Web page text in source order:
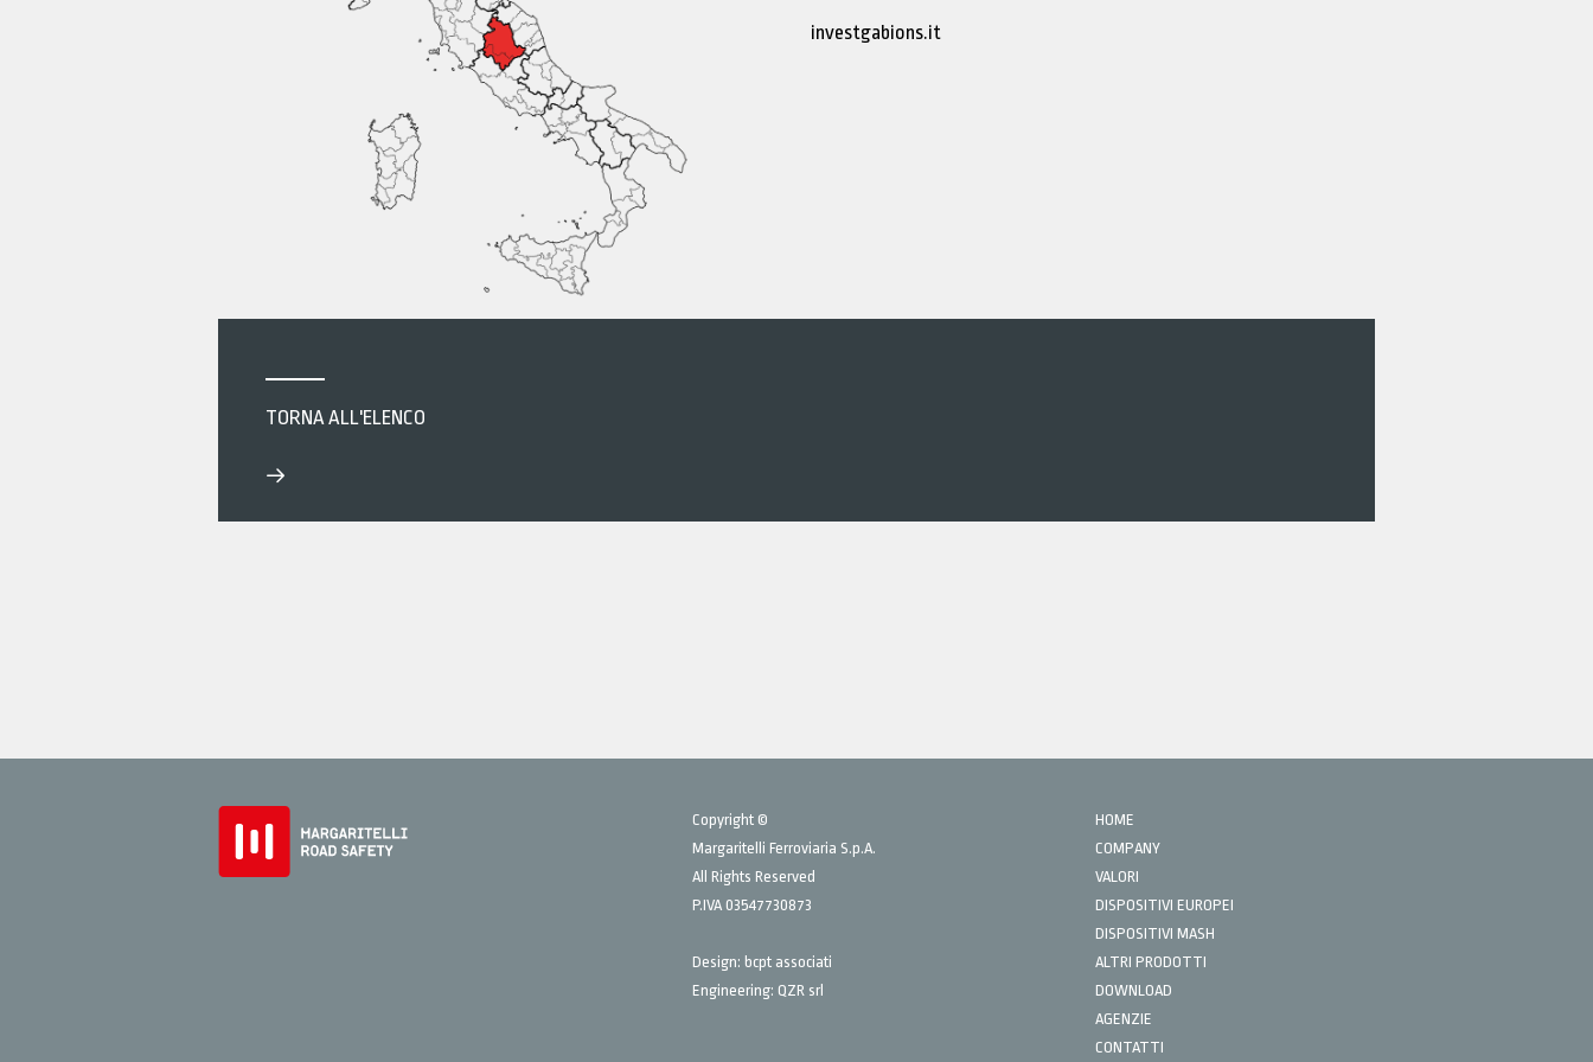
investgabions.it
TORNA ALL'ELENCO
Copyright ©
Margaritelli Ferroviaria S.p.A.
All Rights Reserved
P.IVA 03547730873
Design: bcpt associati
Engineering: QZR srl
HOME
COMPANY
VALORI
DISPOSITIVI EUROPEI
DISPOSITIVI MASH
ALTRI PRODOTTI
DOWNLOAD
AGENZIE
CONTATTI